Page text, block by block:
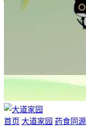
首页 大道家园 药食同源